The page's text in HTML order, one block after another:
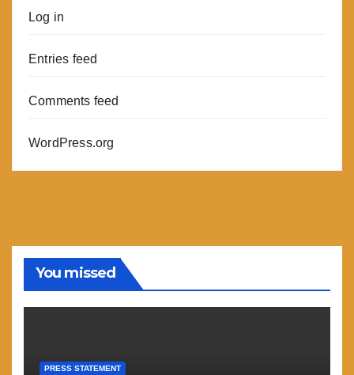
Log in
Entries feed
Comments feed
WordPress.org
You missed
PRESS STATEMENT